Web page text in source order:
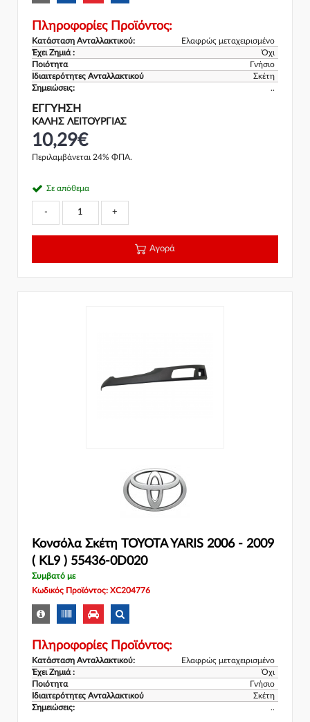
Πληροφορίες Προϊόντος:
Κατάσταση Ανταλλακτικού:
Ελαφρώς μεταχειρισμένο
Έχει Ζημιά :
Όχι
Ποιότητα
Γνήσιο
Ιδιαιτερότητες Ανταλλακτικού
Σκέτη
Σημειώσεις:
..
ΕΓΓΎΗΣΗ
ΚΑΛΗΣ ΛΕΙΤΟΥΡΓΙΑΣ
10,29€
Περιλαμβάνεται 24% ΦΠΑ.
Σε απόθεμα
- +
Αγορά
Κονσόλα Σκέτη TOYOTA YARIS 2006 - 2009
( KL9 ) 55436-0D020
Συμβατό με
Κωδικός Προϊόντος: XC204776
Πληροφορίες Προϊόντος:
Κατάσταση Ανταλλακτικού:
Ελαφρώς μεταχειρισμένο
Έχει Ζημιά :
Όχι
Ποιότητα
Γνήσιο
Ιδιαιτερότητες Ανταλλακτικού
Σκέτη
Σημειώσεις:
..